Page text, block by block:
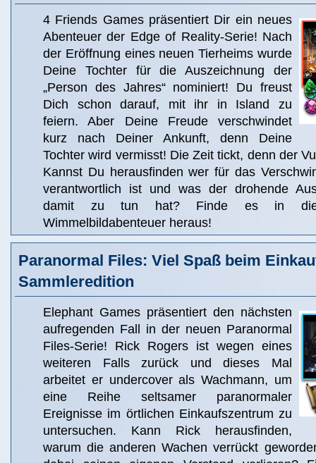
4 Friends Games präsentiert Dir ein neues
Abenteuer der Edge of Reality-Serie! Nach
der Eröffnung eines neuen Tierheims wurde
Deine Tochter für die Auszeichnung der
„Person des Jahres“ nominiert! Du freust
Dich schon darauf, mit ihr in Island zu
feiern. Aber Deine Freude verschwindet
kurz nach Deiner Ankunft, denn Deine
Tochter wird vermisst! Die Zeit tickt, denn der
Kannst Du herausfinden wer für das
verantwortlich ist und was der drohende
damit zu tun hat? Finde es in
Wimmelbildabenteuer heraus!
Paranormal Files: Viel Spaß beim
Sammleredition
Elephant Games präsentiert den nächsten
aufregenden Fall in der neuen Paranormal
Files-Serie! Rick Rogers ist wegen eines
weiteren Falls zurück und dieses Mal
arbeitet er undercover als Wachmann, um
eine Reihe seltsamer paranormaler
Ereignisse im örtlichen Einkaufszentrum zu
untersuchen. Kann Rick herausfinden,
warum die anderen Wachen verrückt